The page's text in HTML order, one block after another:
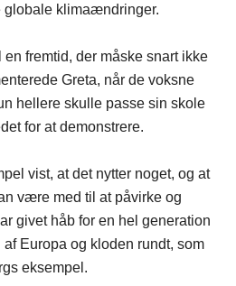
klimaændringer.
fremtid, der måske snart ikke
Greta, når de voksne
hellere skulle passe sin skole
for at demonstrere.
vist, at det nytter noget, og at
være med til at påvirke og
givet håb for en hel generation
Europa og kloden rundt, som
eksempel.